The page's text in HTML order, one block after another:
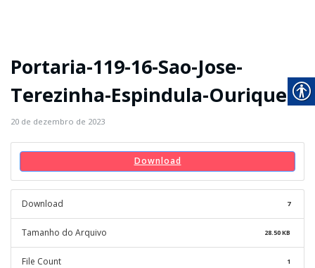
Portaria-119-16-Sao-Jose-
Terezinha-Espindula-Ouriques
20 de dezembro de 2023
Download
Download 7
Tamanho do Arquivo 28.50 KB
File Count 1